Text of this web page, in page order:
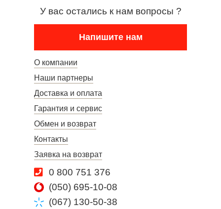
У вас остались к нам вопросы ?
Напишите нам
О компании
Наши партнеры
Доставка и оплата
Гарантия и сервис
Обмен и возврат
Контакты
Заявка на возврат
0 800 751 376
(050) 695-10-08
(067) 130-50-38